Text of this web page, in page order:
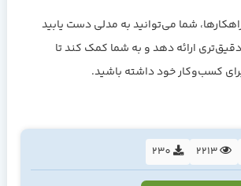
شما می‌توانید به مدلی دست یابید
ارائه دهد و به شما کمک کند تا
کسب‌وکار خود داشته باشید.
2213
230